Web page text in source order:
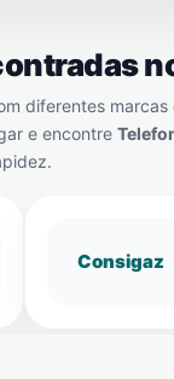
diferentes
e encontre
Consigaz